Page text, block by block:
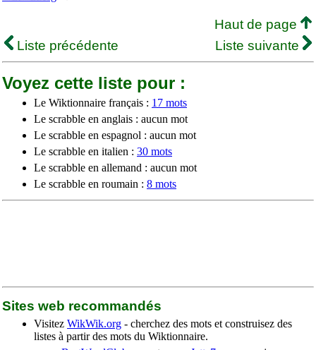
Haut de page
Liste précédente
Liste suivante
Voyez cette liste pour :
Le Wiktionnaire français : 17 mots
Le scrabble en anglais : aucun mot
Le scrabble en espagnol : aucun mot
Le scrabble en italien : 30 mots
Le scrabble en allemand : aucun mot
Le scrabble en roumain : 8 mots
Sites web recommandés
Visitez WikWik.org - cherchez des mots et construisez des
listes à partir des mots du Wiktionnaire.